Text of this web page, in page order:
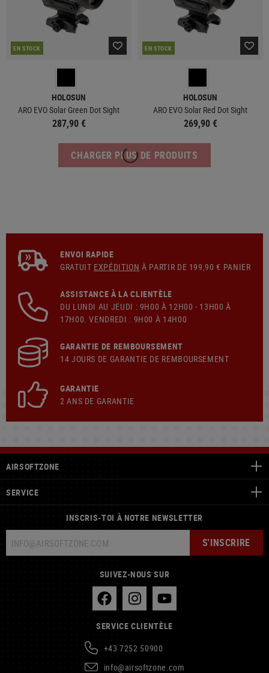
EN STOCK
HOLOSUN
ARO EVO Solar Green Dot Sight
287,90 €
EN STOCK
HOLOSUN
ARO EVO Solar Red Dot Sight
269,90 €
EN STOCK
PRIMARY ARMS
CLx 3XMP Micro Prism Sight
LEAPERS
Adaptive Base 3.0 MOA Red Dot Sight
EN STOCK
LEAPERS
Accu-Sync 2018R 3.0 MOA Red Dot
Sight
STREAMLIGHT
TLR-7 X SUB 1913OS
229,90 €